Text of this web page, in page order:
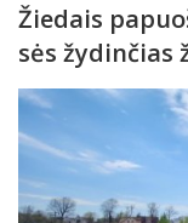
Žiedais
sės žydinčias